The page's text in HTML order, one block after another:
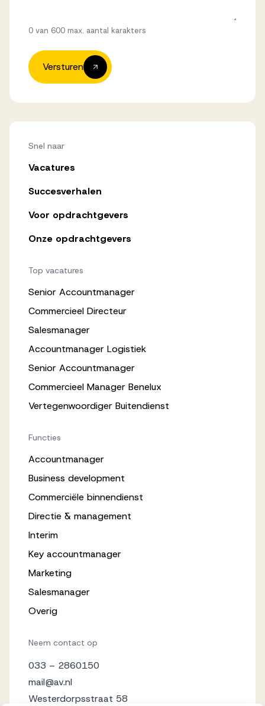
0 van 600 max. aantal karakters
Versturen
Snel naar
Vacatures
Succesverhalen
Voor opdrachtgevers
Onze opdrachtgevers
Top vacatures
Senior Accountmanager
Commercieel Directeur
Salesmanager
Accountmanager Logistiek
Senior Accountmanager
Commercieel Manager Benelux
Vertegenwoordiger Buitendienst
Functies
Accountmanager
Business development
Commerciële binnendienst
Directie & management
Interim
Key accountmanager
Marketing
Salesmanager
Overig
Neem contact op
033 – 2860150
mail@av.nl
Westerdorpsstraat 58